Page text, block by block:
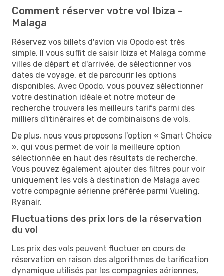
Comment réserver votre vol Ibiza -
Malaga
Réservez vos billets d'avion via Opodo est très
simple. Il vous suffit de saisir Ibiza et Malaga comme
villes de départ et d'arrivée, de sélectionner vos
dates de voyage, et de parcourir les options
disponibles. Avec Opodo, vous pouvez sélectionner
votre destination idéale et notre moteur de
recherche trouvera les meilleurs tarifs parmi des
milliers d'itinéraires et de combinaisons de vols.
De plus, nous vous proposons l'option « Smart Choice
», qui vous permet de voir la meilleure option
sélectionnée en haut des résultats de recherche.
Vous pouvez également ajouter des filtres pour voir
uniquement les vols à destination de Malaga avec
votre compagnie aérienne préférée parmi Vueling,
Ryanair.
Fluctuations des prix lors de la réservation
du vol
Les prix des vols peuvent fluctuer en cours de
réservation en raison des algorithmes de tarification
dynamique utilisés par les compagnies aériennes,